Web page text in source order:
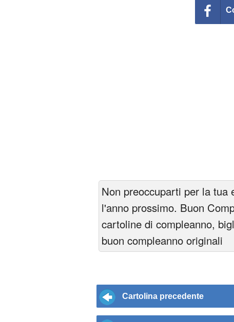
Non preoccuparti per la tua
l'anno prossimo. Buon
cartoline di compleanno,
buon compleanno originali
Cartolina precedente